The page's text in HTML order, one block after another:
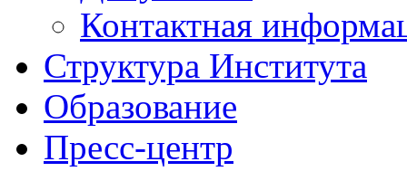
Контактная
Структура Института
Образование
Пресс-центр